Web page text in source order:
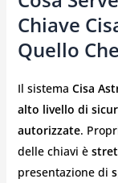
Chiave
Quello
Il sistema Cisa
alto livello di
autorizzate.
delle chiavi è
presentazione di